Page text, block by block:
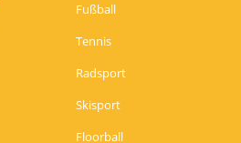
Fußball
Tennis
Radsport
Skisport
Floorball